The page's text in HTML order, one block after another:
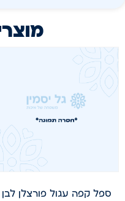
ספל קפה עגול פורצלן לבן